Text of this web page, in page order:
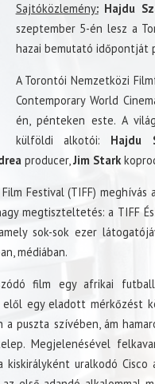
Sajtóközlemény:Hajdu
szeptember 5-én lesz a
hazai bemutató időpontját
A Torontói Nemzetközi
Contemporary World
én, pénteken este. A
külföldi alkotói: Hajdu
producer,Jim Stark
Festival (TIFF) meghívás
megtiszteltetés: a TIFF
sok-sok ezer
médiában.
film egy afrikai
elől egy eladott mérkőzést
puszta szívében, ám
Megjelenésével
uralkodó